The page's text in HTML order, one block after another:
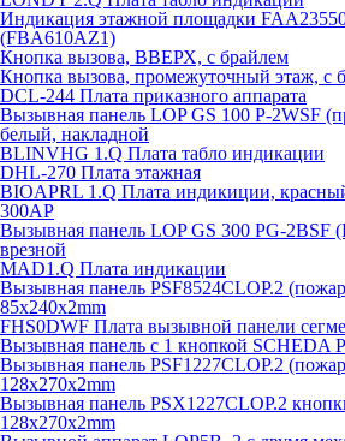
Индикация этажной площадки
(FBA610AZ1)
Кнопка вызова, ВВЕРХ, с брайлем
Кнопка вызова, промежуточный этаж, с
DCL-244 Плата приказного аппарата
Вызывная панель LOP GS 100 P-2WSF
белый, накладной
BLINVHG 1.Q Плата табло индикации
DHL-270 Плата этажная
BIOAPRL 1.Q Плата индикиции,
300AP
Вызывная панель LOP GS 300 PG-2BSF
врезной
MAD1.Q Плата индикации
Вызывная панель PSF8524CLOP.2
85х240х2mm
FHS0DWF Плата вызывной панели
Вызывная панель с 1 кнопкой SCHEDA
Вызывная панель PSF1227CLOP.2
128х270х2mm
Вызывная панель PSX1227CLOP.2
128х270х2mm